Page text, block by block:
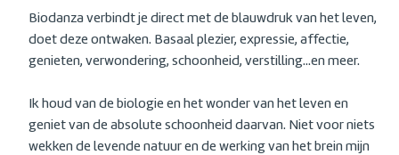
Biodanza verbindt je direct met de blauwdruk van het leven,
doet deze ontwaken. Basaal plezier, expressie, affectie,
genieten, verwondering, schoonheid, verstilling...en meer.
Ik houd van de biologie en het wonder van het leven en
geniet van de absolute schoonheid daarvan. Niet voor niets
wekken de levende natuur en de werking van het brein mijn